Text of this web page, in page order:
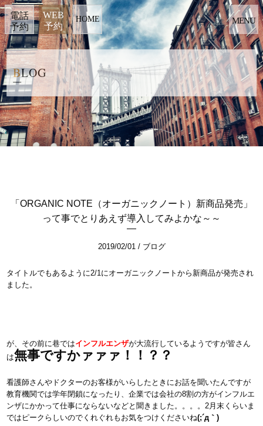
BLOG
「ORGANIC NOTE（オーガニックノート）新商品発売」
って事でとりあえず導入してみよかな～～
2019/02/01 ブログ
タイトルでもあるように2/1にオーガニックノートから新商品が発売され
ました。
が、その前に巷ではインフルエンザが大流行しているようですが皆さん
は無事ですかァァァ！！？？
看護師さんやドクターのお客様がいらしたときにお話を聞いたんですが
教育機関では学年閉鎖になったり、企業では会社の8割の方がインフルエ
ンザにかかって仕事にならないなどと聞きました。。。。2月末くらいま
ではピークらしいのでくれぐれもお気をつけくださいね(;´д｀)
MENU
電話
予約
HOME
WEB
予約